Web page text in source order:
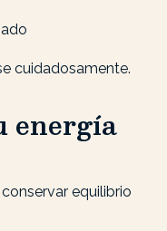
cuidadosamente.
energía
equilibrio